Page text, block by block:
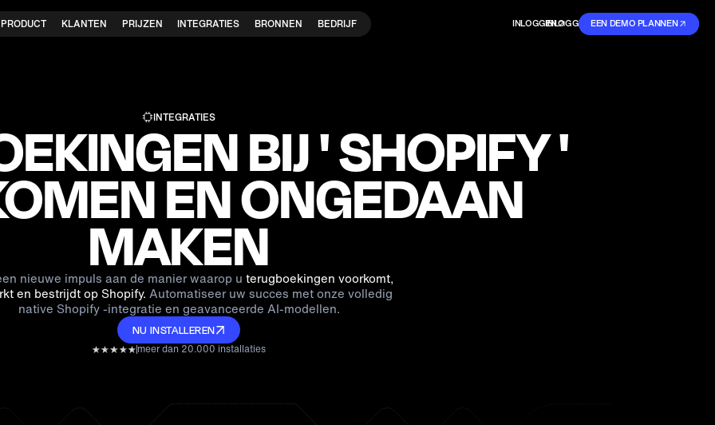
PRODUCT KLANTEN PRIJZEN INTEGRATIES BRONNEN BEDRIJF INLOGGEN AANMELDEN
INLOGGEN EEN DEMO PLANNEN
INTEGRATIES BIJ ' SHOPIFY '
EN ONGEDAAN
MAKEN
nieuwe impuls aan de manier waarop u terugboekingen voorkomt,
en bestrijdt op Shopify. Automatiseer uw succes met onze volledig
native Shopify -integratie en geavanceerde AI-modellen.
NU INSTALLEREN
meer dan 20.000 installaties